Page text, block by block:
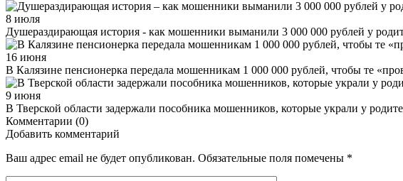
8 июля
Душераздирающая история - как мошенники выманили 3 000 000 рублей у
16 июня
В Калязине пенсионерка передала мошенникам 1 000 000 рублей, чтобы те
9 июня
В Тверской области задержали пособника мошенников, которые украли у
Комментарии (0)
Добавить комментарий
Ваш адрес email не будет опубликован. Обязательные поля помечены *